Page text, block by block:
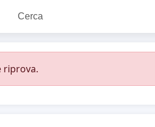
Cerca
riprova.